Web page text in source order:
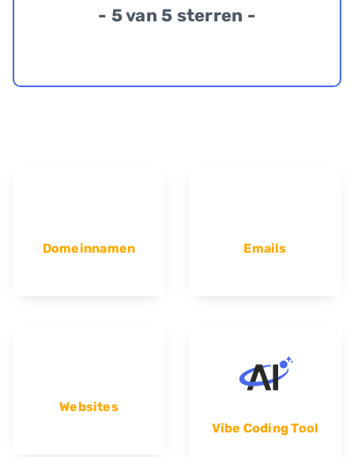
- 5 van 5 sterren -
Domeinnamen Emails
Websites
Vibe Coding Tool